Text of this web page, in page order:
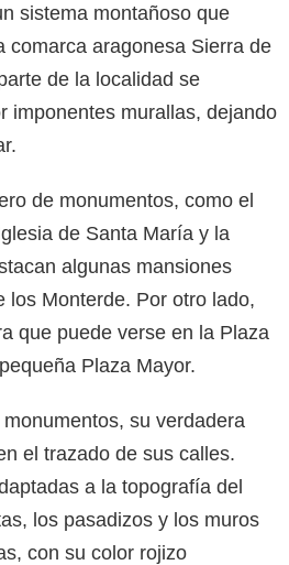
sistema montañoso que
comarca aragonesa Sierra de
de la localidad se
imponentes murallas, dejando
de monumentos, como el
de Santa María y la
algunas mansiones
los Monterde. Por otro lado,
que puede verse en la Plaza
Plaza Mayor.
su verdadera
el trazado de sus calles.
a la topografía del
los pasadizos y los muros
con su color rojizo